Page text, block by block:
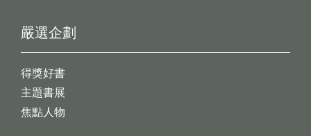
嚴選企劃
得獎好書
主題書展
焦點人物